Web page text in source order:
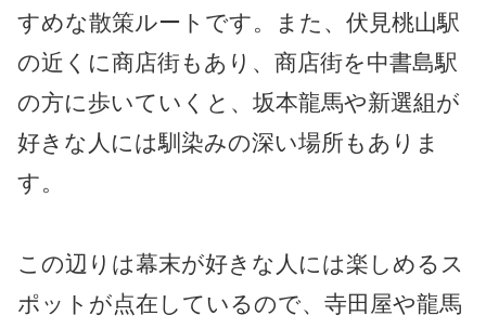
すめな散策ルートです。また、伏見桃山駅
の近くに商店街もあり、商店街を中書島駅
の方に歩いていくと、坂本龍馬や新選組が
好きな人には馴染みの深い場所もありま
す。
この辺りは幕末が好きな人には楽しめるス
ポットが点在しているので、寺田屋や龍馬